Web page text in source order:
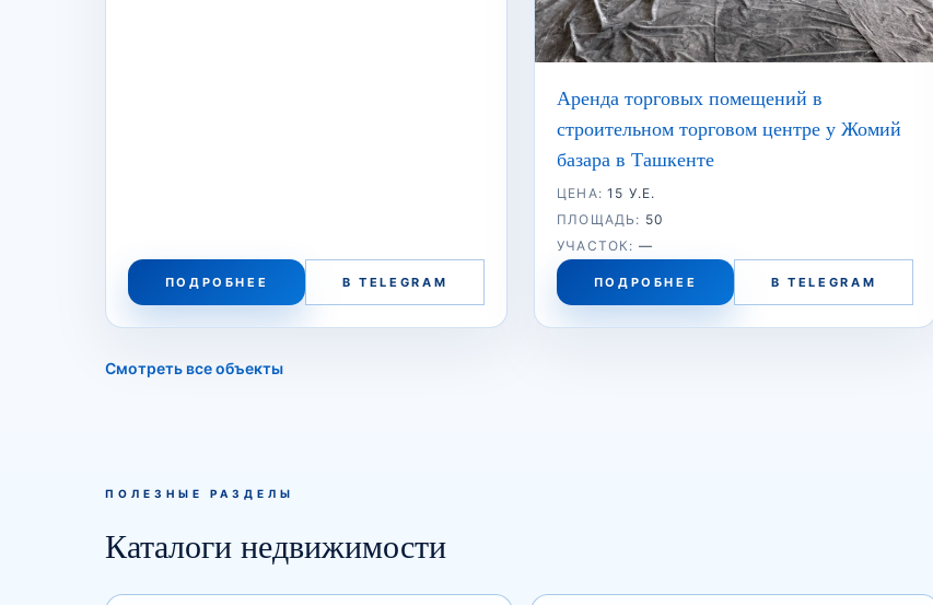
ПОДРОБНЕЕ В TELEGRAM
Аренда торговых помещений в
строительном торговом центре у Жомий
базара в Ташкенте
ЦЕНА:15 У.Е.
ПЛОЩАДЬ: 50
УЧАСТОК: —
ПОДРОБНЕЕ В TELEGRAM
Смотреть все объекты
ПОЛЕЗНЫЕ РАЗДЕЛЫ
Каталоги недвижимости